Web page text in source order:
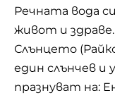
Речната вода
живот и
Слънцето
един слънчев и
празнуват на: